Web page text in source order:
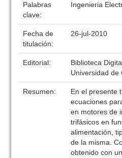
Palabras
clave:
Ingenieria
Fecha de
titulación:
26-jul-2010
Editorial:
Biblioteca
Universidad de
Resumen:
En el presente
ecuaciones
en motores de
trifásicos en
alimentación,
de la misma.
obtenido con